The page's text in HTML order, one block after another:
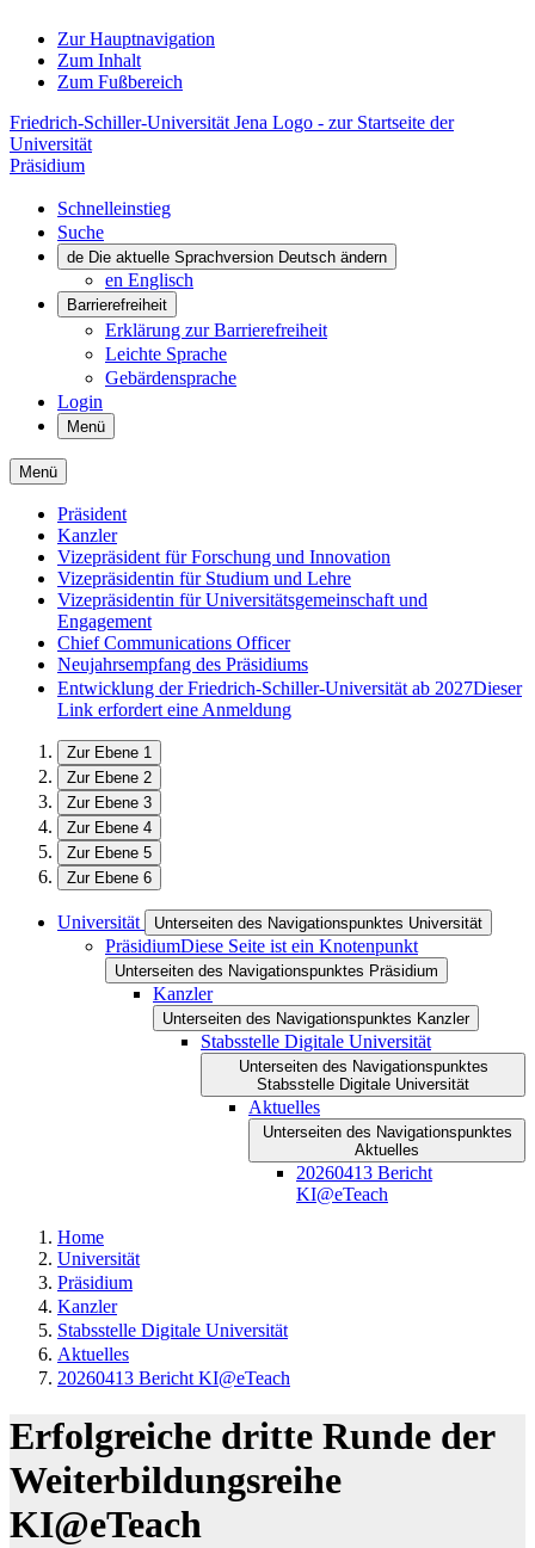
Zur Hauptnavigation
Zum Inhalt
Zum Fußbereich
Friedrich-Schiller-Universität Jena Logo - zur Startseite der
Universität
Präsidium
Schnelleinstieg
Suche
de Die aktuelle Sprachversion Deutsch ändern
en Englisch
Barrierefreiheit
Erklärung zur Barrierefreiheit
Leichte Sprache
Gebärdensprache
Login
Menü
Menü
Präsident
Kanzler
Vizepräsident für Forschung und Innovation
Vizepräsidentin für Studium und Lehre
Vizepräsidentin für Universitätsgemeinschaft und
Engagement
Chief Communications Officer
Neujahrsempfang des Präsidiums
Entwicklung der Friedrich-Schiller-Universität ab 2027Dieser
Link erfordert eine Anmeldung
Zur Ebene 1
Zur Ebene 2
Zur Ebene 3
Zur Ebene 4
Zur Ebene 5
Zur Ebene 6
Universität Unterseiten des Navigationspunktes Universität
PräsidiumDiese Seite ist ein Knotenpunkt
Unterseiten des Navigationspunktes Präsidium
Kanzler
Unterseiten des Navigationspunktes Kanzler
Stabsstelle Digitale Universität
Unterseiten des Navigationspunktes
Stabsstelle Digitale Universität
Aktuelles
Unterseiten des Navigationspunktes
Aktuelles
20260413 Bericht
KI@eTeach
Home
Universität
Präsidium
Kanzler
Stabsstelle Digitale Universität
Aktuelles
20260413 Bericht KI@eTeach
Erfolgreiche dritte Runde der
Weiterbildungsreihe
KI@eTeach